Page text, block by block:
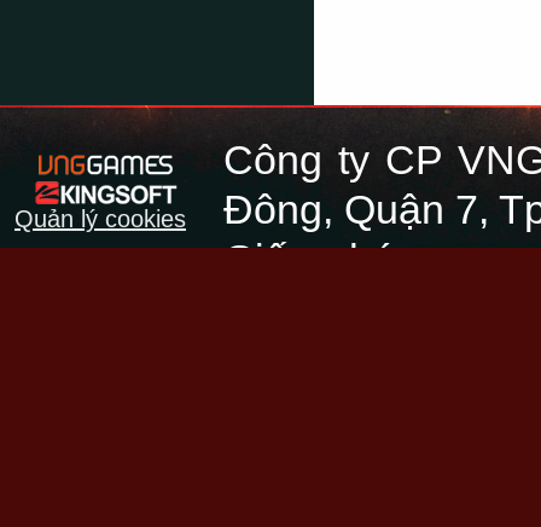
Công ty CP
Đông, Quận 7,
Giấy phép
Quản lý cookies